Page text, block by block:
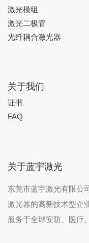
激光模组
激光二极管
光纤耦合激光器
关于我们
证书
FAQ
关于蓝宇激光
东莞市蓝宇激光有限公
激光器的高新技术型企
服务于全球安防、医疗